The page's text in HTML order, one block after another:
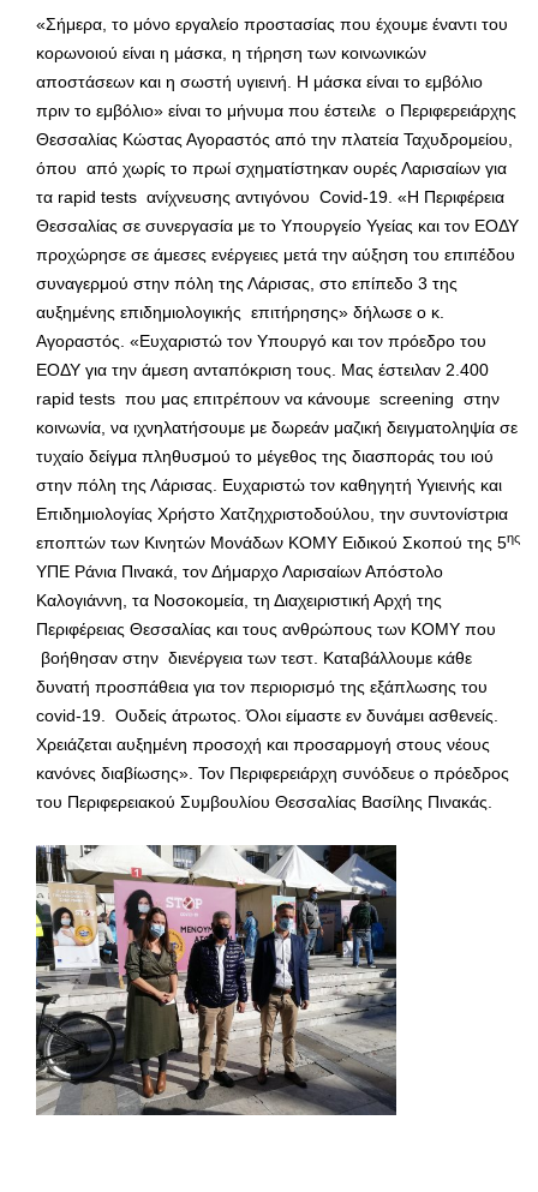
«Σήμερα, το μόνο εργαλείο προστασίας που έχουμε έναντι του
κορωνοιού είναι η μάσκα, η τήρηση των κοινωνικών
αποστάσεων και η σωστή υγιεινή. Η μάσκα είναι το εμβόλιο
πριν το εμβόλιο» είναι το μήνυμα που έστειλε ο Περιφερειάρχης
Θεσσαλίας Κώστας Αγοραστός από την πλατεία Ταχυδρομείου,
όπου από χωρίς το πρωί σχηματίστηκαν ουρές Λαρισαίων για
τα rapid tests ανίχνευσης αντιγόνου Covid-19. «Η Περιφέρεια
Θεσσαλίας σε συνεργασία με το Υπουργείο Υγείας και τον ΕΟΔΥ
προχώρησε σε άμεσες ενέργειες μετά την αύξηση του επιπέδου
συναγερμού στην πόλη της Λάρισας, στο επίπεδο 3 της
αυξημένης επιδημιολογικής επιτήρησης» δήλωσε ο κ.
Αγοραστός. «Ευχαριστώ τον Υπουργό και τον πρόεδρο του
ΕΟΔΥ για την άμεση ανταπόκριση τους. Μας έστειλαν 2.400
rapid tests που μας επιτρέπουν να κάνουμε screening στην
κοινωνία, να ιχνηλατήσουμε με δωρεάν μαζική δειγματοληψία σε
τυχαίο δείγμα πληθυσμού το μέγεθος της διασποράς του ιού
στην πόλη της Λάρισας. Ευχαριστώ τον καθηγητή Υγιεινής και
Επιδημιολογίας Χρήστο Χατζηχριστοδούλου, την συντονίστρια
εποπτών των Κινητών Μονάδων ΚΟΜΥ Ειδικού Σκοπού της 5ης
ΥΠΕ Ράνια Πινακά, τον Δήμαρχο Λαρισαίων Απόστολο
Καλογιάννη, τα Νοσοκομεία, τη Διαχειριστική Αρχή της
Περιφέρειας Θεσσαλίας και τους ανθρώπους των ΚΟΜΥ που
βοήθησαν στην διενέργεια των τεστ. Καταβάλλουμε κάθε
δυνατή προσπάθεια για τον περιορισμό της εξάπλωσης του
covid-19. Ουδείς άτρωτος. Όλοι είμαστε εν δυνάμει ασθενείς.
Χρειάζεται αυξημένη προσοχή και προσαρμογή στους νέους
κανόνες διαβίωσης». Τον Περιφερειάρχη συνόδευε ο πρόεδρος
του Περιφερειακού Συμβουλίου Θεσσαλίας Βασίλης Πινακάς.